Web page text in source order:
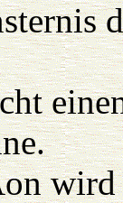
wird